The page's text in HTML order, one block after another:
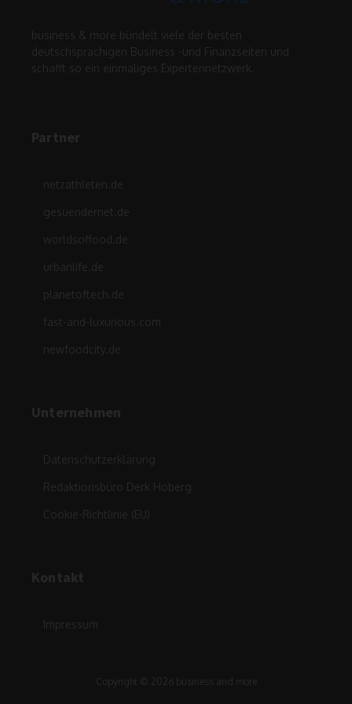
business & more bündelt viele der besten
deutschsprachigen Business -und Finanzseiten und
schafft so ein einmaliges Expertennetzwerk.
Partner
netzathleten.de
gesuendernet.de
worldsoffood.de
urbanlife.de
planetoftech.de
fast-and-luxurious.com
newfoodcity.de
Unternehmen
Datenschutzerklärung
Redaktionsbüro Derk Hoberg
Cookie-Richtlinie (EU)
Kontakt
Impressum
Copyright © 2026 business and more